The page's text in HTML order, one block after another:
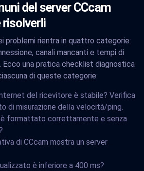
del server CCcam
risolverli
problemi rientra in quattro categorie:
canali mancanti e tempi di
Ecco una pratica checklist diagnostica
di queste categorie:
del ricevitore è stabile? Verifica
di misurazione della velocità/ping.
formattato correttamente e senza
di CCcam mostra un server
è inferiore a 400 ms?